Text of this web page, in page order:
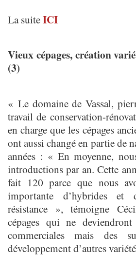
La suiteICI
Vieux cépages, création
(3)
« Le domaine de Vassal,
travail de conservation-
en charge que les cépages
ont aussi changé en partie de
années : « En moyenne,
introductions par an. Cette
fait 120 parce que nous
importante d’hybrides et
résistance », témoigne
cépages qui ne
commerciales mais des
développement d’autres